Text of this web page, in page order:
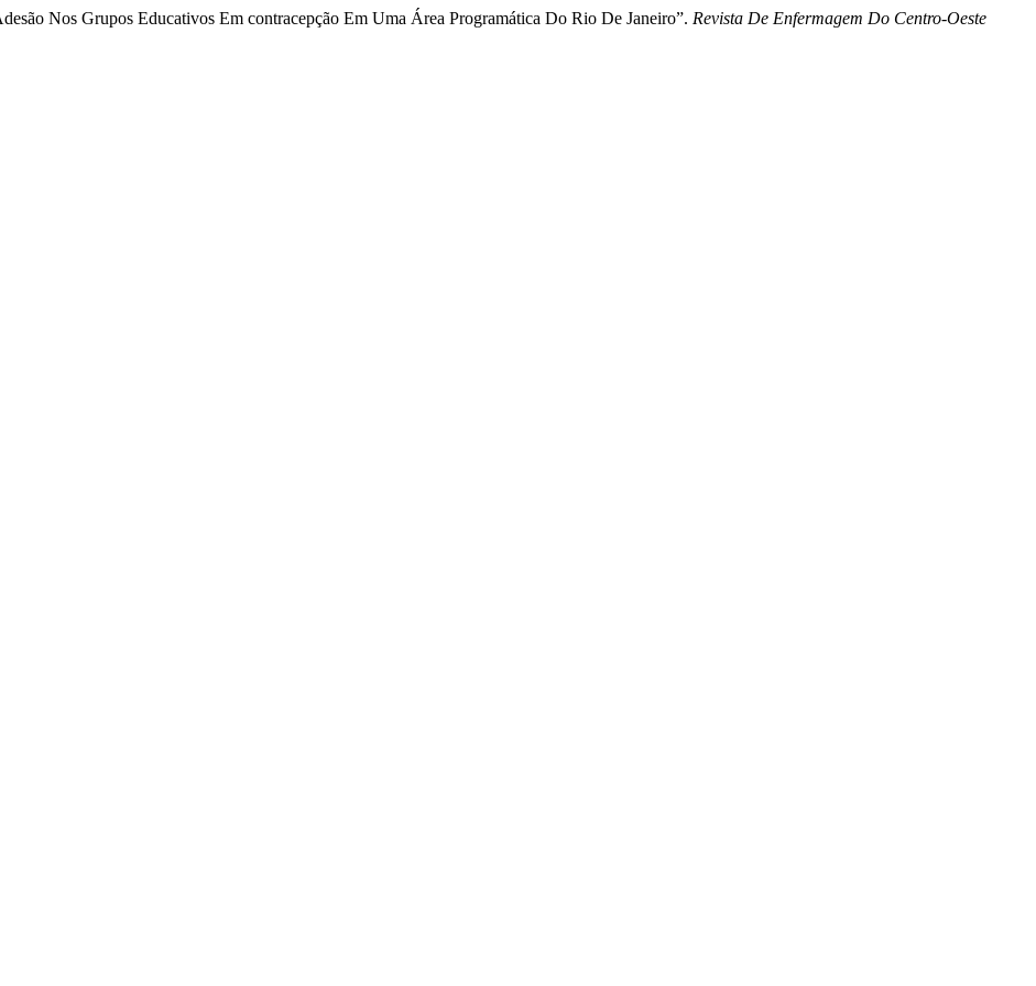
Nos Grupos Educativos Em contracepção Em Uma Área Programática Do Rio De Janeiro”. Revista De Enfermagem Do Centro-Oeste